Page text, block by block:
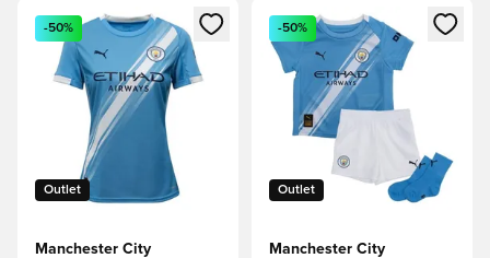
Åpner en Modal for å logge inn eller registrere deg som
Outlet
-50%
Manchester City
Åpner en Modal for å logge
Outlet
-50%
Manchester City